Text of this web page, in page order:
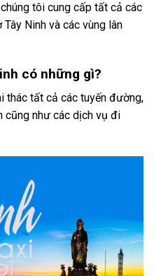
tôi cung cấp tất cả các
Ninh và các vùng lân
có những gì?
thác tất cả các tuyến đường,
cũng như các dịch vụ đi